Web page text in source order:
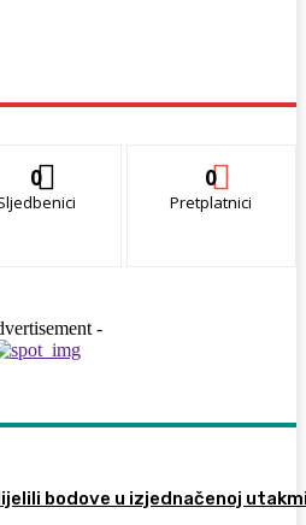
0 0
Pretplatnici
-
bodove u izjednačenoj